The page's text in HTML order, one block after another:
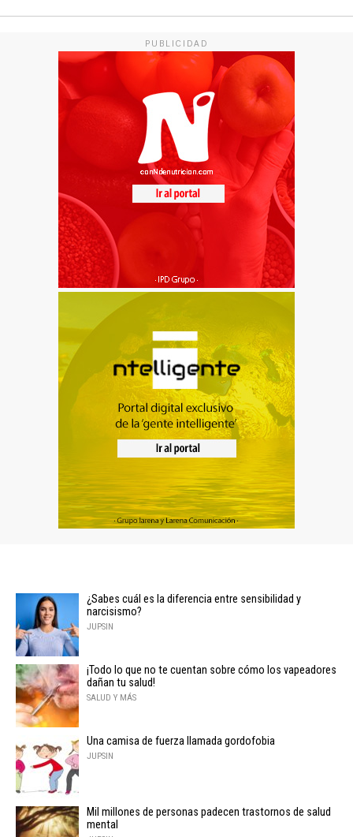
PUBLICIDAD
¿Sabes cuál es la diferencia entre sensibilidad y
narcisismo?
JUPSIN
¡Todo lo que no te cuentan sobre cómo los vapeadores
dañan tu salud!
SALUD Y MÁS
Una camisa de fuerza llamada gordofobia
JUPSIN
Mil millones de personas padecen trastornos de salud
mental